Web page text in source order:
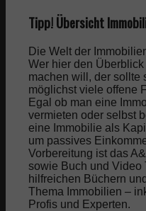
Tipp! Übersicht
Die Welt der
Wer hier den
machen will, der sollte
möglichst viele offene
Egal ob man eine
vermieten oder selbst
eine Immobilie als
um passives
Vorbereitung ist das
sowie Buch und Video
hilfreichen Büchern
Thema Immobilien –
Profis und Experten.